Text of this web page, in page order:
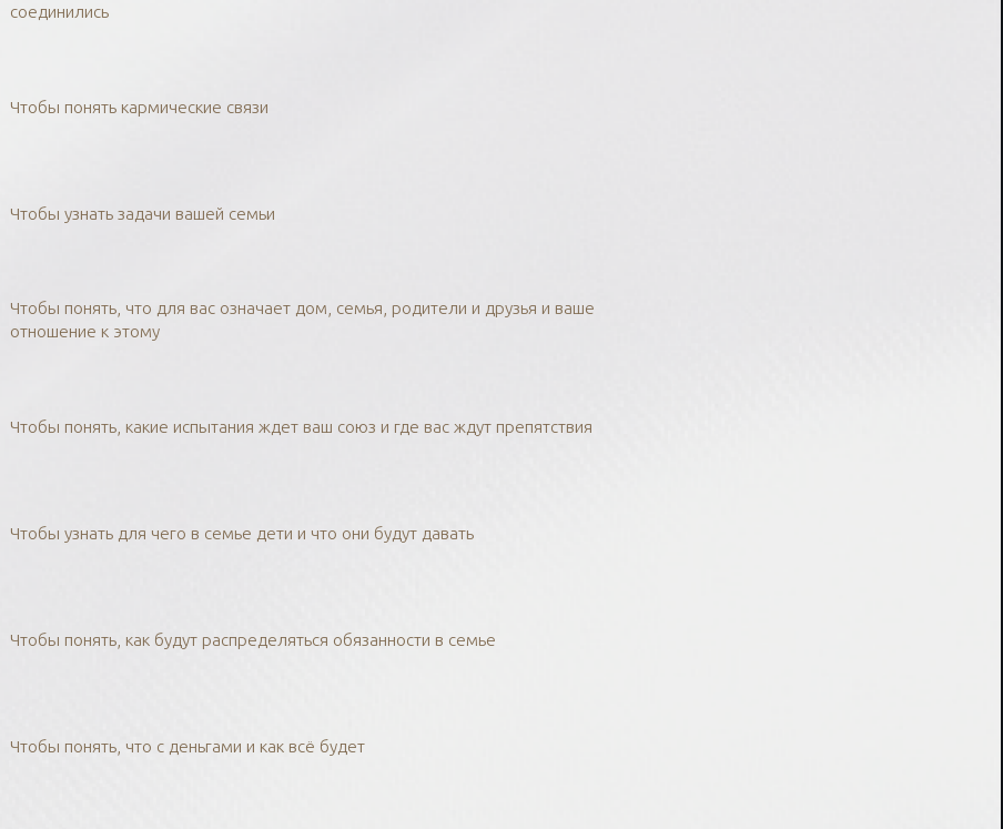
соединились
Чтобы понять кармические связи
Чтобы узнать задачи вашей семьи
Чтобы понять, что для вас означает дом, семья, родители и друзья и ваше
отношение к этому
Чтобы понять, какие испытания ждет ваш союз и где вас ждут препятствия
Чтобы узнать для чего в семье дети и что они будут давать
Чтобы понять, как будут распределяться обязанности в семье
Чтобы понять, что с деньгами и как всё будет